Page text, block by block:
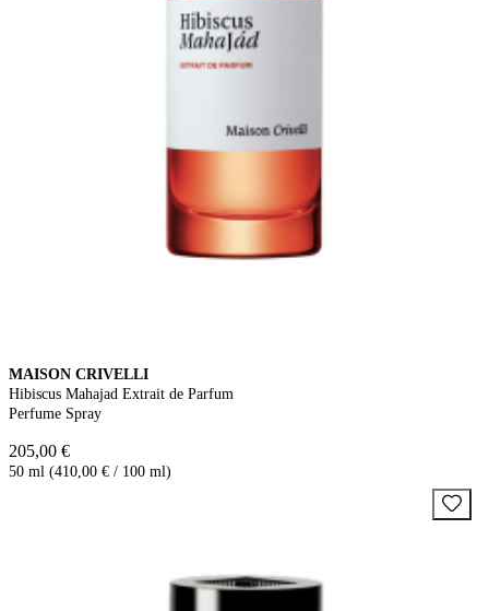
MAISON CRIVELLI
Hibiscus Mahajad Extrait de Parfum
Perfume Spray
205,00 €
50 ml (410,00 € / 100 ml)